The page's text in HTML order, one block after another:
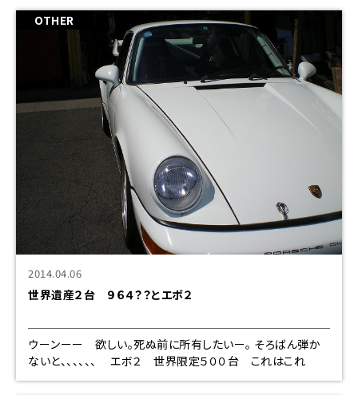
OTHER
2014.04.06
世界遺産２台 ９６４？？とエボ２
ウーンーー 欲しい。死ぬ前に所有したいー。 そろばん弾か
ないと、、、、、、 エボ２ 世界限定５００台 これはこれ